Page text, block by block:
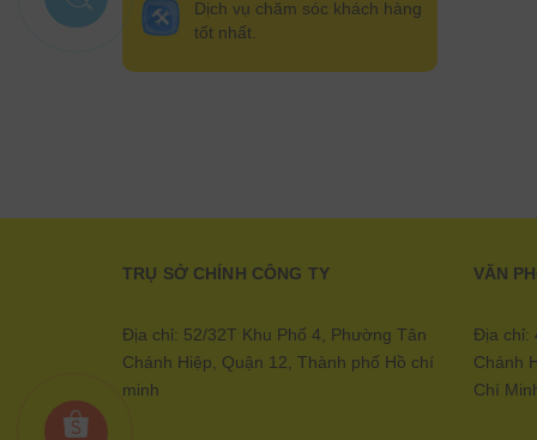
Dịch vụ chăm sóc khách hàng
tốt nhất.
TRỤ SỞ CHÍNH CÔNG TY
Địa chỉ: 52/32T Khu Phố 4, Phường Tân
Chánh Hiệp, Quận 12, Thành phố Hồ chí
minh
VĂN
Địa chỉ:
Chánh
Chí